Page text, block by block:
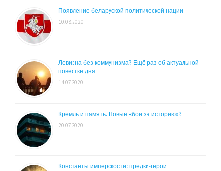
Появление беларуской политической нации
10.08.2020
Левизна без коммунизма? Ещё раз об актуальной
повестке дня
14.07.2020
Кремль и память. Новые «бои за историю»?
20.07.2020
Константы имперскости: предки-герои